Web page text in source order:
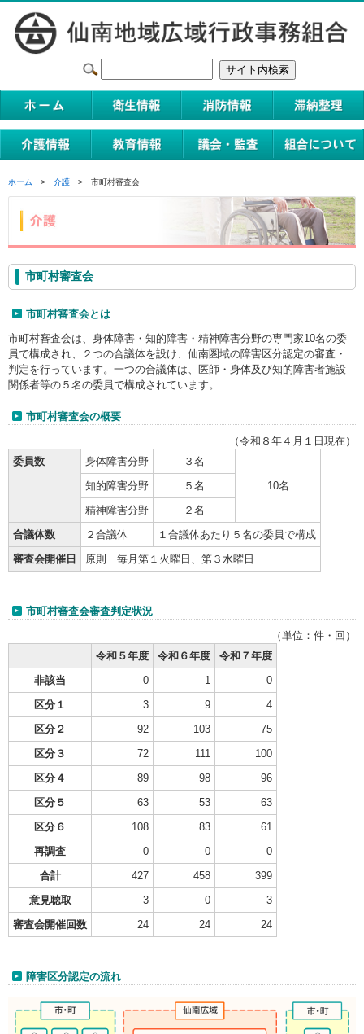
ホーム > 介護 > 市町村審査会
市町村審査会
市町村審査会とは
市町村審査会は、身体障害・知的障害・精神障害分野の専門家10名の委
員で構成され、２つの合議体を設け、仙南圏域の障害区分認定の審査・
判定を行っています。一つの合議体は、医師・身体及び知的障害者施設
関係者等の５名の委員で構成されています。
市町村審査会の概要
（令和８年４月１日現在）
委員数
身体障害分野
３名
10名
知的障害分野
５名
精神障害分野
２名
合議体数
２合議体
１合議体あたり５名の委員で構成
審査会開催日
原則 毎月第１火曜日、第３水曜日
市町村審査会審査判定状況
（単位：件・回）
令和５年度
令和６年度
令和７年度
非該当
0 1
0
区分１
3 9
4
区分２
92 103
75
区分３
72 111
100
区分４
89 98
96
区分５
63 53
63
区分６
108 83
61
再調査
0 0
0
合計
427 458
399
意見聴取
3 0
3
審査会開催回数
24 24 24
障害区分認定の流れ